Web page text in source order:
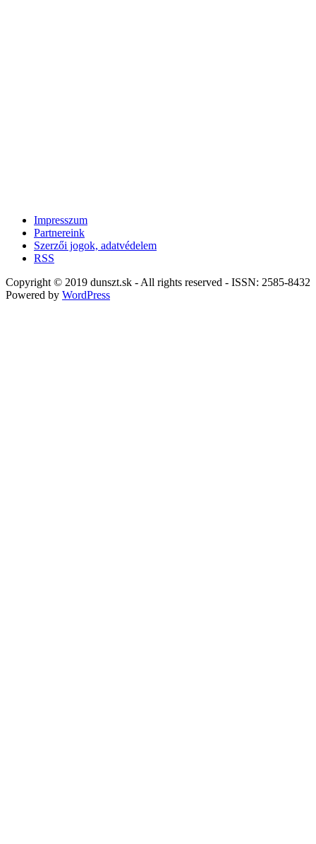
Impresszum
Partnereink
Szerzői jogok, adatvédelem
RSS
Copyright © 2019 dunszt.sk - All rights reserved - ISSN: 2585-8432
Powered by WordPress